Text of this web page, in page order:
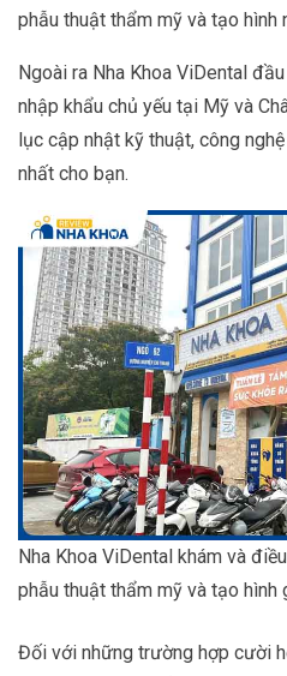
phẫu thuật thẩm mỹ và tạo hình
Ngoài ra Nha Khoa ViDental
nhập khẩu chủ yếu tại Mỹ và
lục cập nhật kỹ thuật, công
nhất cho bạn.
Nha Khoa ViDental khám và
phẫu thuật thẩm mỹ và tạo hình
Đối với những trường hợp cười